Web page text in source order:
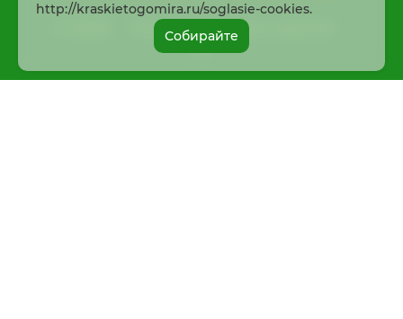
http://kraskietogomira.ru/soglasie-cookies.
Собирайте
Раскрасить жизнь просто!